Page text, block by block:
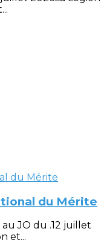
du Mérite
JO du .12 juillet
et...